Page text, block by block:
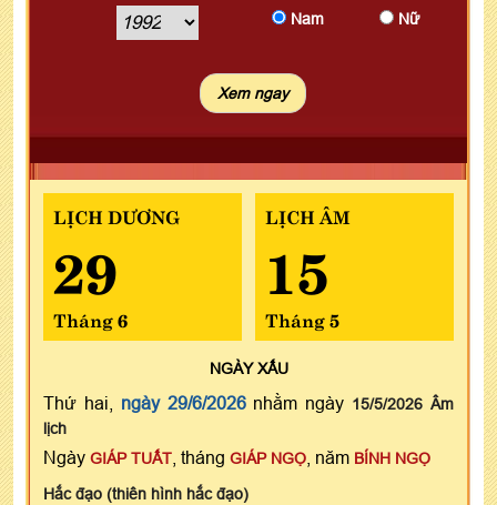
Nam Nữ
LỊCH DƯƠNG
29
Tháng 6
LỊCH ÂM
15
Tháng 5
NGÀYXẤU
Thứ hai, ngày 29/6/2026nhằm ngày 15/5/2026 Âm
lịch
Ngày GIÁP TUẤT , tháng GIÁP NGỌ , năm BÍNH NGỌ
Hắc đạo (thiên hình hắc đạo)